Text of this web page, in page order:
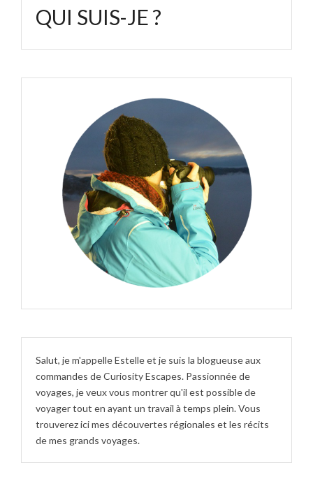
QUI SUIS-JE ?
Salut, je m'appelle Estelle et je suis la blogueuse aux
commandes de Curiosity Escapes. Passionnée de
voyages, je veux vous montrer qu'il est possible de
voyager tout en ayant un travail à temps plein. Vous
trouverez ici mes découvertes régionales et les récits
de mes grands voyages.